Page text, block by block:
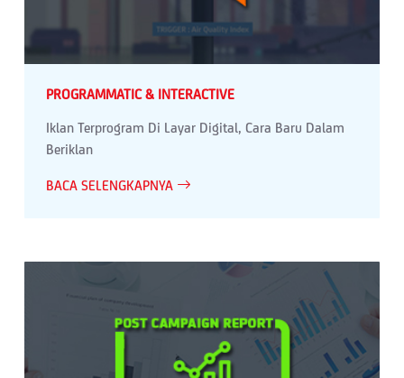
PROGRAMMATIC & INTERACTIVE
Iklan Terprogram Di Layar Digital, Cara Baru Dalam
Beriklan
BACA SELENGKAPNYA